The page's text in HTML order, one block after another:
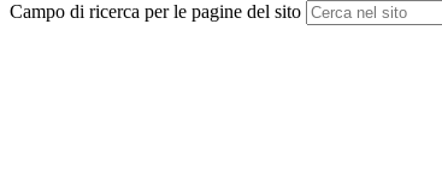
Campo di ricerca per le pagine del sito